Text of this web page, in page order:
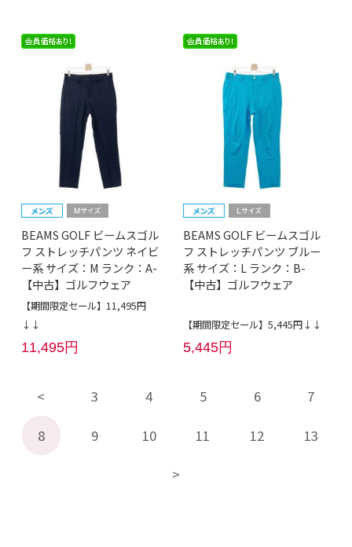
BEAMS GOLF ビームスゴル
フ ストレッチパンツ ネイビ
ー系 サイズ：M ランク：A-
【中古】ゴルフウェア
【期間限定セール】11,495円
↓↓
11,495円
BEAMS GOLF ビームスゴル
フ ストレッチパンツ ブルー
系 サイズ：L ランク：B-
【中古】ゴルフウェア
【期間限定セール】5,445円↓↓
5,445円
3 4 5 6 7
8 9 10 11 12 13